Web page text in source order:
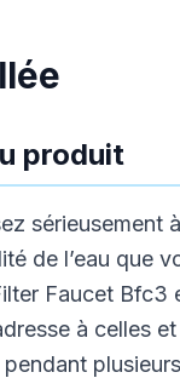
produit
de l’eau que
Faucet
à celles
pendant